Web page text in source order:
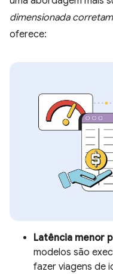
dimensionada
oferece:
Latência menor
modelos são
fazer viagens de